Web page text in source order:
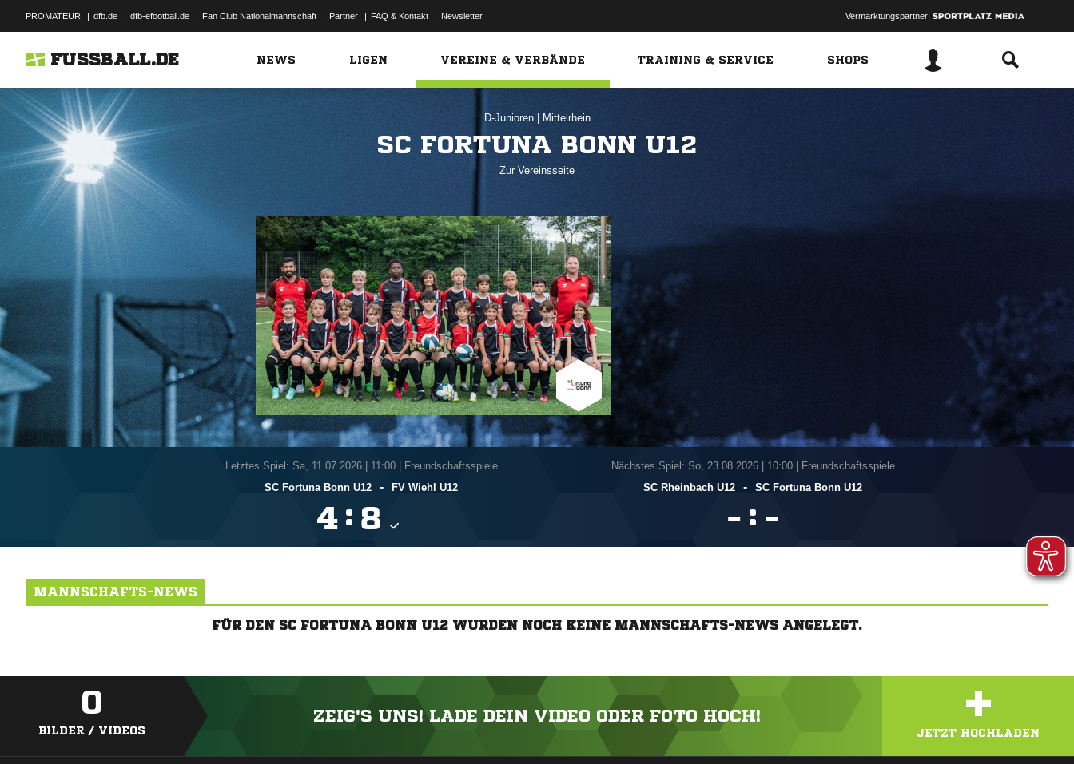
PROMATEUR | dfb.de | dfb-efootball.de | Fan Club Nationalmannschaft | Partner | FAQ & Kontakt | Newsletter Vermarktungspartner:
FUSSBALL.DE NEWS LIGEN VEREINE & VERBÄNDE TRAINING & SERVICE SHOPS
D-Junioren Mittelrhein
SC FORTUNA BONN U12
Zur Vereinsseite
Letztes Spiel: Sa, 11.07.2026| 11:00 | Freundschaftsspiele
SC Fortuna Bonn U12
- FV Wiehl U12
 : 
Nächstes Spiel: So, 23.08.2026| 10:00 | Freundschaftsspiele
SC Rheinbach U12
- SC Fortuna Bonn U12
 : 
MANNSCHAFTS-NEWS
FÜR DEN SC FORTUNA BONN U12 WURDEN NOCH KEINE MANNSCHAFTS-NEWS ANGELEGT.
0
BILDER / VIDEOS
ZEIG'S UNS! LADE DEIN VIDEO ODER FOTO HOCH! +
JETZT HOCHLADEN